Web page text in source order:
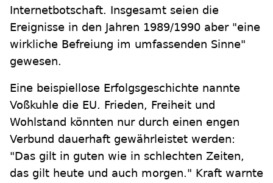
Internetbotschaft. Insgesamt seien die
Ereignisse in den Jahren 1989/1990 aber "eine
wirkliche Befreiung im umfassenden Sinne"
gewesen.
Eine beispiellose Erfolgsgeschichte nannte
Voßkuhle die EU. Frieden, Freiheit und
Wohlstand könnten nur durch einen engen
Verbund dauerhaft gewährleistet werden:
"Das gilt in guten wie in schlechten Zeiten,
das gilt heute und auch morgen." Kraft warnte